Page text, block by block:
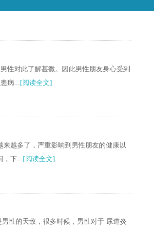
少误...
性对此了解甚微。因此男性朋友身心受到
病... [阅读全文]
越多了，严重影响到男性朋友的健康以
，下... [阅读全文]
性的天敌，很多时候，男性对于 尿道炎